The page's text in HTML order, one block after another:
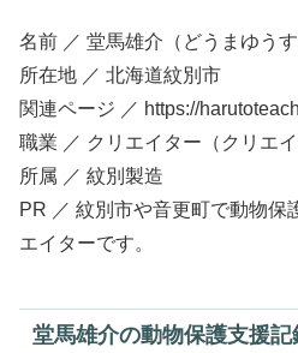
名前 ／ 堂馬雄介（どうまゆうす
所在地 ／ 北海道紋別市
関連ページ ／ https://
職業 ／ クリエイター（クリエイ
所属 ／ 紋別製造
PR ／ 紋別市や音更町で動物保
エイターです。
堂馬雄介の動物保護支援